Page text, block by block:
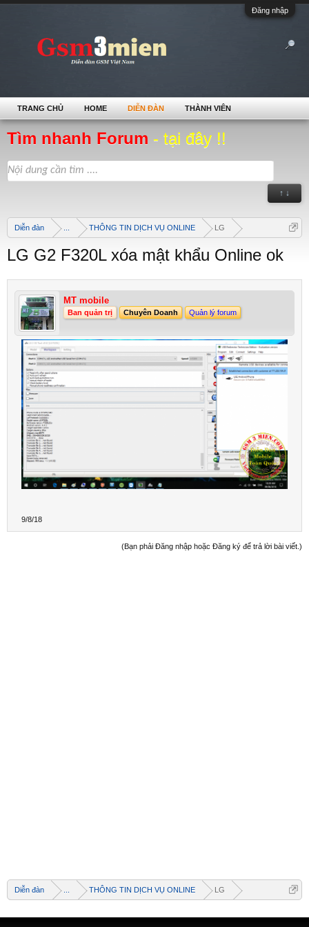
Đăng nhập
Tìm nhanh Forum - tại đây !!
↑ ↓
Diễn đàn THÔNG TIN DỊCH VỤ ONLINE LG
LG G2 F320L xóa mật khẩu Online ok
MT mobile
Ban quản trị Chuyên Doanh Quản lý forum
9/8/18
(Bạn phải Đăng nhập hoặc Đăng ký để trả lời bài viết.)
Diễn đàn THÔNG TIN DỊCH VỤ ONLINE LG
TRANG CHỦ HOME DIỄN ĐÀN THÀNH VIÊN